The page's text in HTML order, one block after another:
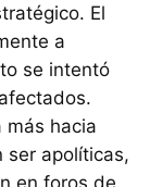
El
a
se intentó
más hacia
ser apolíticas,
en foros de